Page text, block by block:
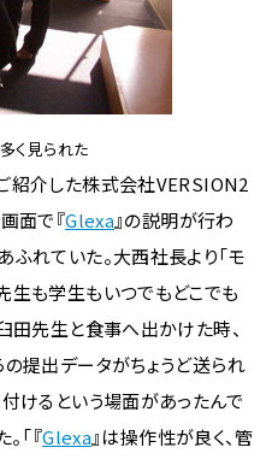
く見られた
紹介した株式会社VERSION2
面で『Glexa』の説明が行わ
れていた。大西社長より「モ
生も学生もいつでもどこでも
田先生と食事へ出かけた時、
提出データがちょうど送られ
けるという場面があったんで
「『Glexa』は操作性が良く、管